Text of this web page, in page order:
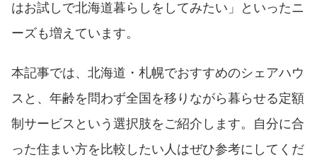
はお試しで北海道暮らしをしてみたい」といったニ
ーズも増えています。
本記事では、北海道・札幌でおすすめのシェアハウ
スと、年齢を問わず全国を移りながら暮らせる定額
制サービスという選択肢をご紹介します。自分に合
った住まい方を比較したい人はぜひ参考にしてくだ